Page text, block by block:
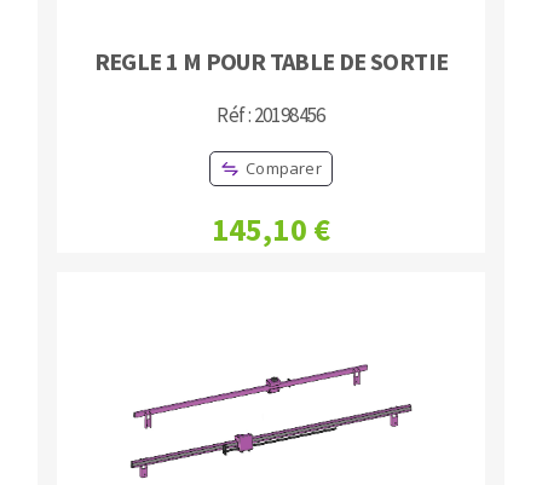
REGLE 1 M POUR TABLE DE SORTIE
Réf : 20198456
Comparer
145,10 €